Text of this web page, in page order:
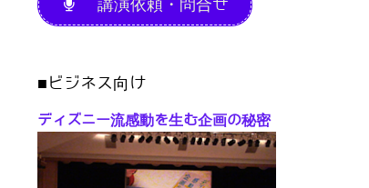
講演依頼・問合せ
■ビジネス向け
ディズニー流感動を生む企画の秘密